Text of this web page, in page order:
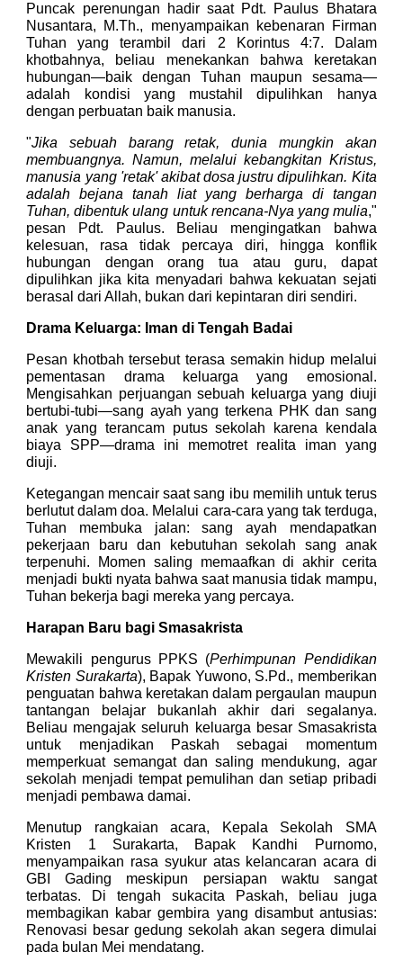
Puncak perenungan hadir saat Pdt. Paulus Bhatara
Nusantara, M.Th., menyampaikan kebenaran Firman
Tuhan yang terambil dari 2 Korintus 4:7. Dalam
khotbahnya, beliau menekankan bahwa keretakan
hubungan—baik dengan Tuhan maupun sesama—
adalah kondisi yang mustahil dipulihkan hanya
dengan perbuatan baik manusia.
"Jika sebuah barang retak, dunia mungkin akan
membuangnya. Namun, melalui kebangkitan Kristus,
manusia yang 'retak' akibat dosa justru dipulihkan. Kita
adalah bejana tanah liat yang berharga di tangan
Tuhan, dibentuk ulang untuk rencana-Nya yang mulia,"
pesan Pdt. Paulus. Beliau mengingatkan bahwa
kelesuan, rasa tidak percaya diri, hingga konflik
hubungan dengan orang tua atau guru, dapat
dipulihkan jika kita menyadari bahwa kekuatan sejati
berasal dari Allah, bukan dari kepintaran diri sendiri.
Drama Keluarga: Iman di Tengah Badai
Pesan khotbah tersebut terasa semakin hidup melalui
pementasan drama keluarga yang emosional.
Mengisahkan perjuangan sebuah keluarga yang diuji
bertubi-tubi—sang ayah yang terkena PHK dan sang
anak yang terancam putus sekolah karena kendala
biaya SPP—drama ini memotret realita iman yang
diuji.
Ketegangan mencair saat sang ibu memilih untuk terus
berlutut dalam doa. Melalui cara-cara yang tak terduga,
Tuhan membuka jalan: sang ayah mendapatkan
pekerjaan baru dan kebutuhan sekolah sang anak
terpenuhi. Momen saling memaafkan di akhir cerita
menjadi bukti nyata bahwa saat manusia tidak mampu,
Tuhan bekerja bagi mereka yang percaya.
Harapan Baru bagi Smasakrista
Mewakili pengurus PPKS (Perhimpunan Pendidikan
Kristen Surakarta), Bapak Yuwono, S.Pd., memberikan
penguatan bahwa keretakan dalam pergaulan maupun
tantangan belajar bukanlah akhir dari segalanya.
Beliau mengajak seluruh keluarga besar Smasakrista
untuk menjadikan Paskah sebagai momentum
memperkuat semangat dan saling mendukung, agar
sekolah menjadi tempat pemulihan dan setiap pribadi
menjadi pembawa damai.
Menutup rangkaian acara, Kepala Sekolah SMA
Kristen 1 Surakarta, Bapak Kandhi Purnomo,
menyampaikan rasa syukur atas kelancaran acara di
GBI Gading meskipun persiapan waktu sangat
terbatas. Di tengah sukacita Paskah, beliau juga
membagikan kabar gembira yang disambut antusias:
Renovasi besar gedung sekolah akan segera dimulai
pada bulan Mei mendatang.